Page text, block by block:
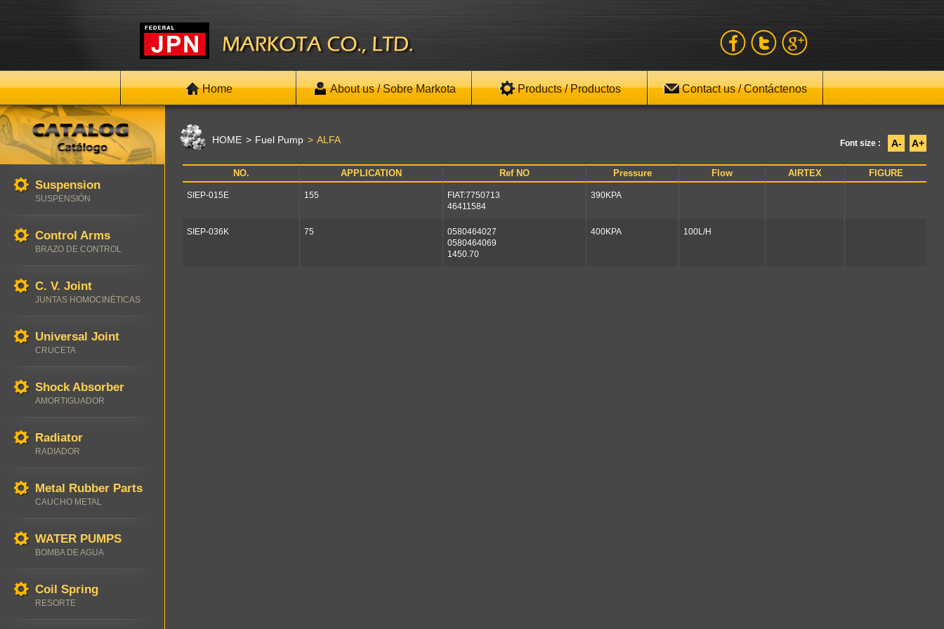
Home About us / Sobre Markota Products / Productos Contact us / Contáctenos
Suspension
SUSPENSIÓN
Control Arms
BRAZO DE CONTROL
C. V. Joint
JUNTAS HOMOCINÉTICAS
Universal Joint
CRUCETA
Shock Absorber
AMORTIGUADOR
Radiator
RADIADOR
Metal Rubber Parts
CAUCHO METAL
WATER PUMPS
BOMBA DE AGUA
Coil Spring
RESORTE
HOME Fuel Pump ALFA Font size : A- A+
NO. APPLICATION Ref NO Pressure Flow AIRTEX FIGURE
SIEP-015E 155
FIAT:7750713
46411584
390KPA
SIEP-036K 75
0580464027
0580464069
1450.70
400KPA 100L/H